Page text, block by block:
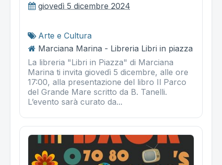
giovedì 5 dicembre 2024
Arte e Cultura
Marciana Marina - Libreria Libri in piazza
La libreria "Libri in Piazza" di Marciana
Marina ti invita giovedì 5 dicembre, alle ore
17:00, alla presentazione del libro Il Parco
del Grande Mare scritto da B. Tanelli.
L’evento sarà curato da...